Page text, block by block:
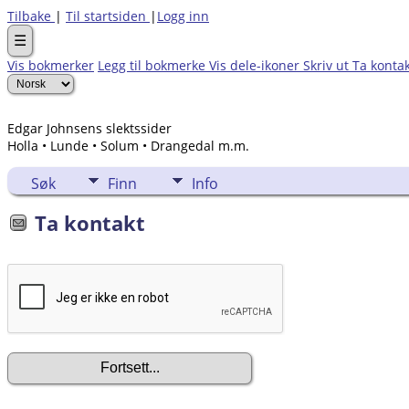
Tilbake | Til startsiden | Logg inn
☰
Vis bokmerker Legg til bokmerke Vis dele-ikoner Skriv ut Ta
Edgar Johnsens slektssider
Holla • Lunde • Solum • Drangedal m.m.
Søk Finn Info
Ta kontakt